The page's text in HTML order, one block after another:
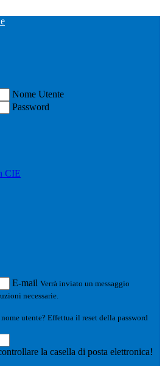
Nome Utente
Password
CIE
E-mail Verrà inviato un messaggio
necessarie.
utente? Effettua il reset della password
la casella di posta elettronica!